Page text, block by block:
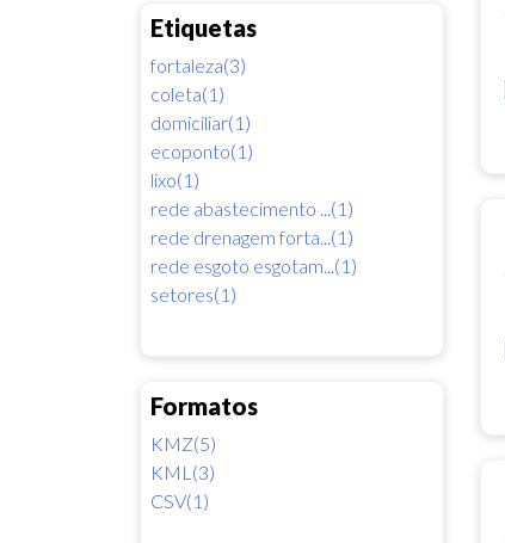
Etiquetas
fortaleza(3)
coleta(1)
domiciliar(1)
ecoponto(1)
lixo(1)
rede abastecimento ...(1)
rede drenagem forta...(1)
rede esgoto esgotam...(1)
setores(1)
Formatos
KMZ(5)
KML(3)
CSV(1)